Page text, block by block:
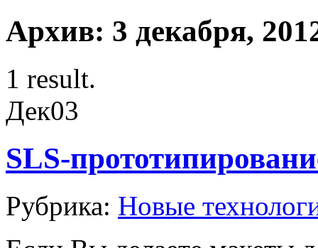
Архив: 3 декабря,
1 result.
Дек03
SLS-
Рубрика: Новые